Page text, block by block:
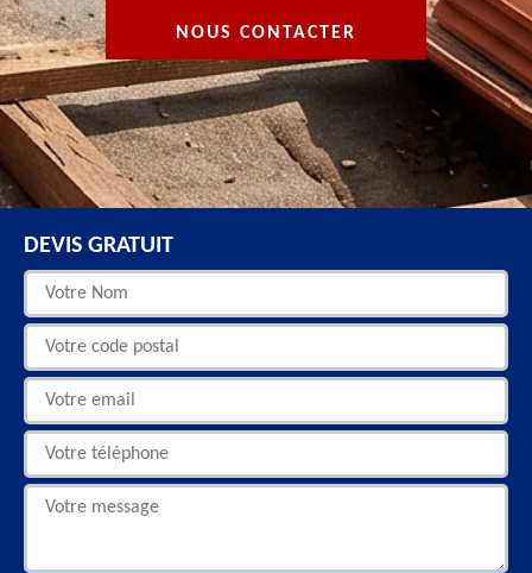
NOUS CONTACTER
DEVIS GRATUIT